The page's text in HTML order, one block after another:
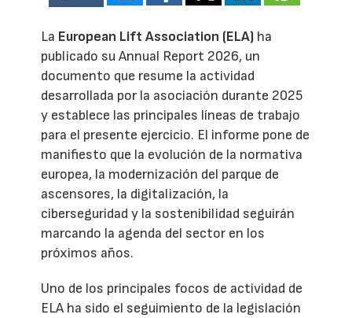
La European Lift Association (ELA) ha
publicado su Annual Report 2026, un
documento que resume la actividad
desarrollada por la asociación durante 2025
y establece las principales líneas de trabajo
para el presente ejercicio. El informe pone de
manifiesto que la evolución de la normativa
europea, la modernización del parque de
ascensores, la digitalización, la
ciberseguridad y la sostenibilidad seguirán
marcando la agenda del sector en los
próximos años.
Uno de los principales focos de actividad de
ELA ha sido el seguimiento de la legislación